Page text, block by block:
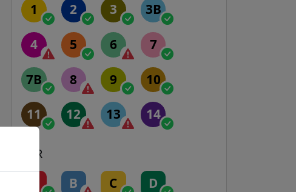
1 2 3 3B
4 5 6 7
7B 8 9 10
11 12 13 14
RER
B C D